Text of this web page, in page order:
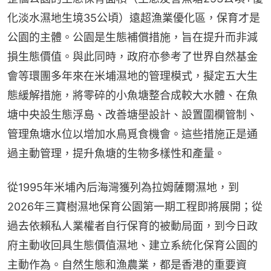
化淡水濕地生境35公頃）遠超漁業優化區，保育才是
公園的主體。公園是生態補償措施，旨在提升而非減
損生態價值。與此同時，政府亦參考了世界自然基金
會等環團多年來在米埔濕地的管理模式，擬定五大生
態緩解措施，將零碎的小魚塘整合成較大水體、在魚
塘中央設生態浮島、改善塘壆設計、設置圍欄管制、
管理魚塘水位以增加水鳥覓食機會。這些措施正是通
過主動管理，提升魚塘的生物多樣性和產量。
從1995年米埔內后海灣獲列為拉姆薩爾濕地，到
2026年三寶樹濕地保育公園第一期工程即將展開；從
過去依賴私人業權者自行保育的被動局面，到今日政
府主動收回具生態價值濕地、建立系統化保育公園的
主動作為。自然生態和漁農業，都是香港的重要資